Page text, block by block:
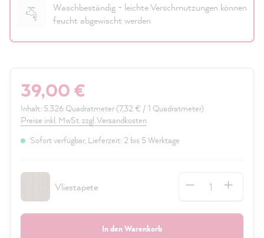
Waschbeständig - leichte Verschmutzungen können
feucht abgewischt werden
39,00 €
Inhalt: 5.326 Quadratmeter(7,32 € / 1 Quadratmeter)
Preise inkl. MwSt. zzgl. Versandkosten
Sofort verfügbar, Lieferzeit: 2 bis 5 Werktage
Vliestapete
In den Warenkorb